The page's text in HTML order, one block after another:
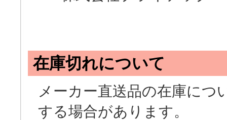
在庫切れについて
メーカー直送品の在庫につ
する場合があります。